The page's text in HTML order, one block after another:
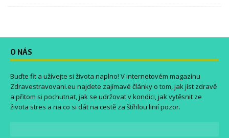
O NÁS
Buďte fit a užívejte si života naplno! V internetovém magazínu
Zdravestravovani.eu najdete zajímavé články o tom, jak jíst zdravě
a přitom si pochutnat, jak se udržovat v kondici, jak vytěsnit ze
života stres a na co si dát na cestě za štíhlou linií pozor.